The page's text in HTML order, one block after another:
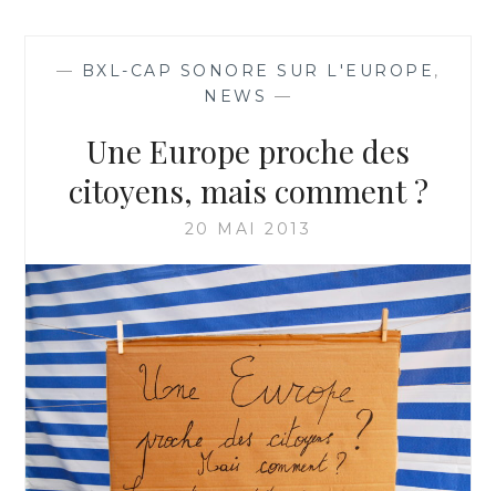
— BXL-CAP SONORE SUR L'EUROPE ,
NEWS —
Une Europe proche des
citoyens, mais comment ?
20 MAI 2013